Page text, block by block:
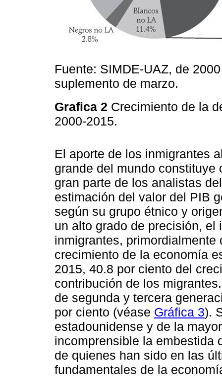
Fuente: SIMDE-UAZ, de
suplemento de marzo.
Grafica 2 Crecimiento de la
2000-2015.
El aporte de los inmigrantes
grande del mundo constituye
gran parte de los analistas
estimación del valor del PIB
según su grupo étnico y
un alto grado de precisión, el
inmigrantes,
crecimiento de la economía
2015, 40.8 por ciento del
contribución de los
de segunda y tercera
por ciento (véase Gráfica 3).
estadounidense y de la
incomprensible la embestida
de quienes han sido en las
fundamentales de la